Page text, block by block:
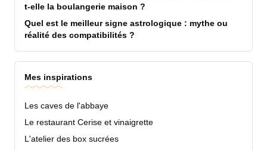
t-elle la boulangerie maison ?
Quel est le meilleur signe astrologique : mythe ou
réalité des compatibilités ?
Mes inspirations
Les caves de l'abbaye
Le restaurant Cerise et vinaigrette
L'atelier des box sucrées